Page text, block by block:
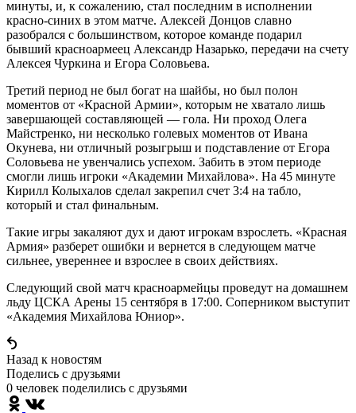
минуты, и, к сожалению, стал последним в исполнении
красно-синих в этом матче. Алексей Донцов славно
разобрался с большинством, которое команде подарил
бывший красноармеец Александр Назарько, передачи на счету
Алексея Чуркина и Егора Соловьева.
Третий период не был богат на шайбы, но был полон
моментов от «Красной Армии», которым не хватало лишь
завершающей составляющей — гола. Ни проход Олега
Майстренко, ни несколько голевых моментов от Ивана
Окунева, ни отличный розыгрыш и подставление от Егора
Соловьева не увенчались успехом. Забить в этом периоде
смогли лишь игроки «Академии Михайлова». На 45 минуте
Кирилл Колыхалов сделал закрепил счет 3:4 на табло,
который и стал финальным.
Такие игры закаляют дух и дают игрокам взрослеть. «Красная
Армия» разберет ошибки и вернется в следующем матче
сильнее, увереннее и взрослее в своих действиях.
Следующий свой матч красноармейцы проведут на домашнем
льду ЦСКА Арены 15 сентября в 17:00. Соперником выступит
«Академия Михайлова Юниор».
Назад к новостям
Поделись c друзьями
0 человек поделились c друзьями